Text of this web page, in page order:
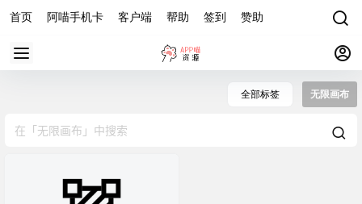
首页 阿喵手机卡 客户端 帮助 签到 赞助
全部标签 无限画布